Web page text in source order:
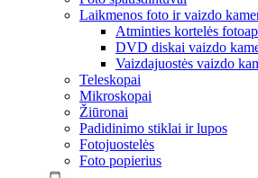
Laikmenos foto ir vaizdo
Atminties kortelės
DVD diskai vaizdo
Vaizdajuostės vaizdo
Teleskopai
Mikroskopai
Žiūronai
Padidinimo stiklai ir lupos
Fotojuostelės
Foto popierius